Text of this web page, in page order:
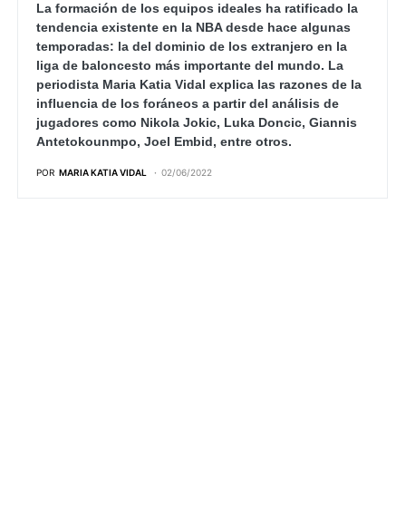
La formación de los equipos ideales ha ratificado la
tendencia existente en la NBA desde hace algunas
temporadas: la del dominio de los extranjero en la
liga de baloncesto más importante del mundo. La
periodista Maria Katia Vidal explica las razones de la
influencia de los foráneos a partir del análisis de
jugadores como Nikola Jokic, Luka Doncic, Giannis
Antetokounmpo, Joel Embid, entre otros.
POR MARIA KATIA VIDAL 02/06/2022